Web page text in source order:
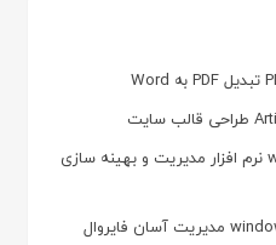
دانلود windows manager 2.3.3 نرم افزار مدیریت و بهینه سازی
دانلود windows firewall control 6.26 مدیریت آسان فایروال